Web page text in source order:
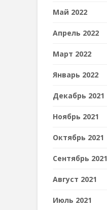
Май 2022
Апрель 2022
Март 2022
Январь 2022
Декабрь 2021
Ноябрь 2021
Октябрь 2021
Сентябрь 2021
Август 2021
Июль 2021